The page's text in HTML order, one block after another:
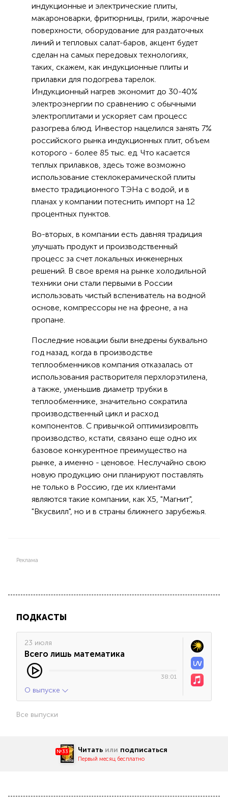
индукционные и электрические плиты,
макароноварки, фритюрницы, грили, жарочные
поверхности, оборудование для раздаточных
линий и тепловых салат-баров, акцент будет
сделан на самых передовых технологиях,
таких, скажем, как индукционные плиты и
прилавки для подогрева тарелок.
Индукционный нагрев экономит до 30-40%
электроэнергии по сравнению с обычными
электроплитами и ускоряет сам процесс
разогрева блюд. Инвестор нацелился занять 7%
российского рынка индукционных плит, объем
которого - более 85 тыс. ед. Что касается
теплых прилавков, здесь тоже возможно
использование стеклокерамической плиты
вместо традиционного ТЭНа с водой, и в
планах у компании потеснить импорт на 12
процентных пунктов.
Во-вторых, в компании есть давняя традиция
улучшать продукт и производственный
процесс за счет локальных инженерных
решений. В свое время на рынке холодильной
техники они стали первыми в России
использовать чистый вспениватель на водной
основе, компрессоры не на фреоне, а на
пропане.
Последние новации были внедрены буквально
год назад, когда в производстве
теплообменников компания отказалась от
использования растворителя перхлорэтилена,
а также, уменьшив диаметр трубки в
теплообменнике, значительно сократила
производственный цикл и расход
компонентов. С привычкой оптимизировпть
производство, кстати, связано еще одно их
базовое конкурентное преимущество на
рынке, а именно - ценовое. Неслучайно свою
новую продукцию они планируют поставлять
не только в Россию, где их клиентами
являются такие компании, как X5, "Магнит",
"Вкусвилл", но и в страны ближнего зарубежья.
Реклама
ПОДКАСТЫ
23 июля
Всего лишь математика
38:01
О выпуске
Все выпуски
№33 Читать или подписаться
Первый месяц бесплатно